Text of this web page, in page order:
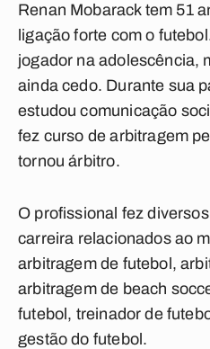
Renan Mobarack tem 51
ligação forte com o
jogador na adolescência,
ainda cedo. Durante sua
estudou comunicação
fez curso de arbitragem
tornou árbitro.
O profissional fez
carreira relacionados ao
arbitragem de futebol,
arbitragem de beach
futebol, treinador de
gestão do futebol.